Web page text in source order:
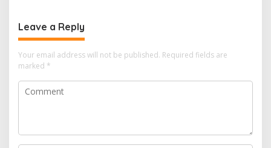
Leave a Reply
Your email address will not be published. Required fields are
marked *